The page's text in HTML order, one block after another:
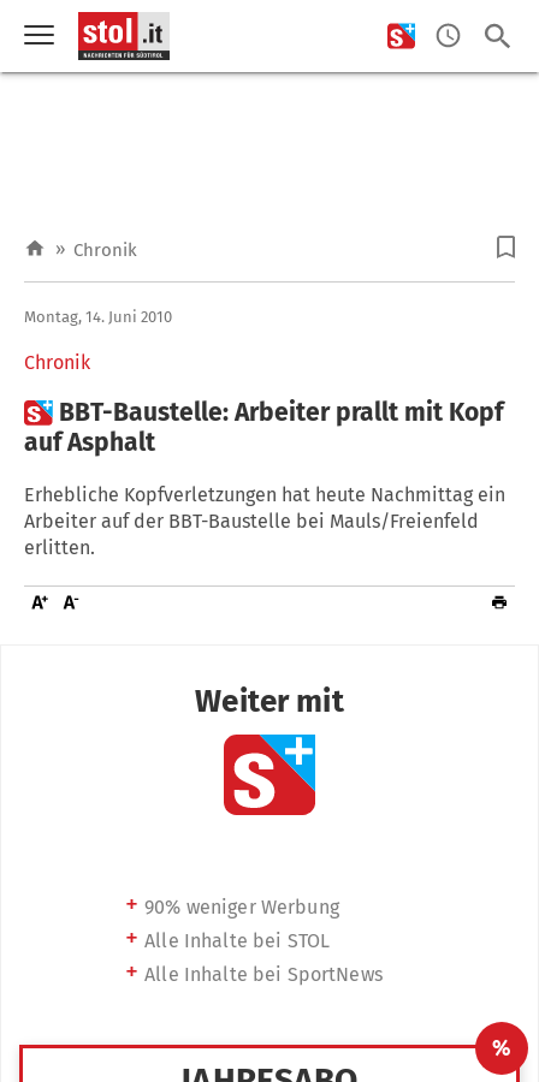
» Chronik
Chronik
Montag, 14. Juni 2010
 BBT-Baustelle: Arbeiter prallt mit Kopf
auf Asphalt
Erhebliche Kopfverletzungen hat heute Nachmittag ein
Arbeiter auf der BBT-Baustelle bei Mauls/Freienfeld
erlitten.